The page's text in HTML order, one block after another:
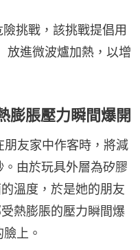
挑戰，該挑戰提倡用
放進微波爐加熱，以增
膨脹壓力瞬間爆開
友家中作客時，將減
由於玩具外層為矽膠
溫度，於是她的朋友
熱膨脹的壓力瞬間爆
上。